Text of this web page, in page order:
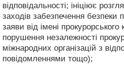
відповідальності; ініціює
заходів забезпечення безпеки
заяви від імені
порушення незалежності
міжнародних організацій з
повідомленнями тощо);